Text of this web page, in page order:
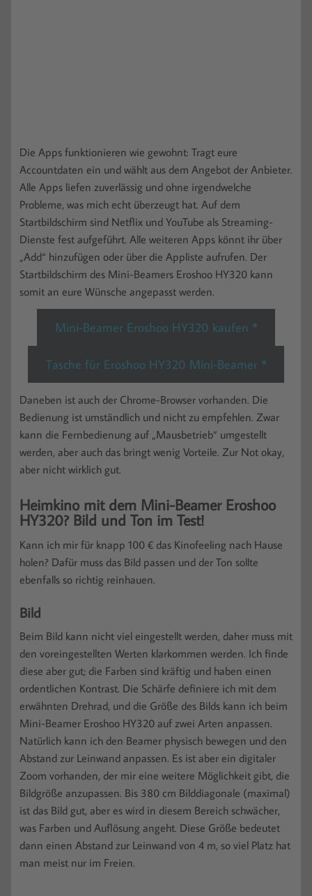
Die Apps funktionieren wie gewohnt: Tragt eure
Accountdaten ein und wählt aus dem Angebot der Anbieter.
Alle Apps liefen zuverlässig und ohne irgendwelche
Probleme, was mich echt überzeugt hat. Auf dem
Startbildschirm sind Netflix und YouTube als Streaming-
Dienste fest aufgeführt. Alle weiteren Apps könnt ihr über
„Add“ hinzufügen oder über die Appliste aufrufen. Der
Startbildschirm des Mini-Beamers Eroshoo HY320 kann
somit an eure Wünsche angepasst werden.
Mini-Beamer Eroshoo HY320 kaufen *
Tasche für Eroshoo HY320 Mini-Beamer *
Daneben ist auch der Chrome-Browser vorhanden. Die
Bedienung ist umständlich und nicht zu empfehlen. Zwar
kann die Fernbedienung auf „Mausbetrieb“ umgestellt
werden, aber auch das bringt wenig Vorteile. Zur Not okay,
aber nicht wirklich gut.
Heimkino mit dem Mini-Beamer Eroshoo
HY320? Bild und Ton im Test!
Kann ich mir für knapp 100 € das Kinofeeling nach Hause
holen? Dafür muss das Bild passen und der Ton sollte
ebenfalls so richtig reinhauen.
Bild
Beim Bild kann nicht viel eingestellt werden, daher muss mit
den voreingestellten Werten klarkommen werden. Ich finde
diese aber gut; die Farben sind kräftig und haben einen
ordentlichen Kontrast. Die Schärfe definiere ich mit dem
erwähnten Drehrad, und die Größe des Bilds kann ich beim
Mini-Beamer Eroshoo HY320 auf zwei Arten anpassen.
Natürlich kann ich den Beamer physisch bewegen und den
Abstand zur Leinwand anpassen. Es ist aber ein digitaler
Zoom vorhanden, der mir eine weitere Möglichkeit gibt, die
Bildgröße anzupassen. Bis 380 cm Bilddiagonale (maximal)
ist das Bild gut, aber es wird in diesem Bereich schwächer,
was Farben und Auflösung angeht. Diese Größe bedeutet
dann einen Abstand zur Leinwand von 4 m, so viel Platz hat
man meist nur im Freien.